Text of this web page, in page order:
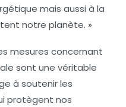
mais aussi à la
notre planète. »
mesures concernant
sont une véritable
à soutenir les
protègent nos